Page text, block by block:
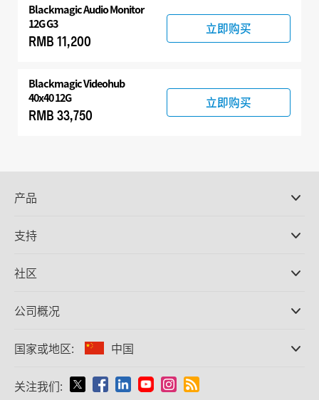
Blackmagic Audio Monitor
12G G3
RMB 11,200
立即购买
Blackmagic Videohub
40x40 12G
RMB 33,750
立即购买
产品
DaVinci Resolve和Fusion软件
Ultimatte
采集和输出
格式转换
网络存储
支持
支持中心
社区
公司概况
关于我们
媒体
国家或地区: 中国
请选择国家或地区
关注我们: